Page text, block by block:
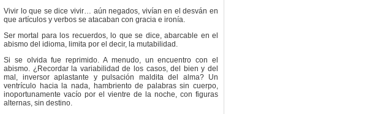
Vivir lo que se dice vivir… aún negados, vivían en el desván en
que artículos y verbos se atacaban con gracia e ironía.
Ser mortal para los recuerdos, lo que se dice, abarcable en el
abismo del idioma, limita por el decir, la mutabilidad.
Si se olvida fue reprimido. A menudo, un encuentro con el
abismo. ¿Recordar la variabilidad de los casos, del bien y del
mal, inversor aplastante y pulsación maldita del alma? Un
ventrículo hacia la nada, hambriento de palabras sin cuerpo,
inoportunamente vacío por el vientre de la noche, con figuras
alternas, sin destino.